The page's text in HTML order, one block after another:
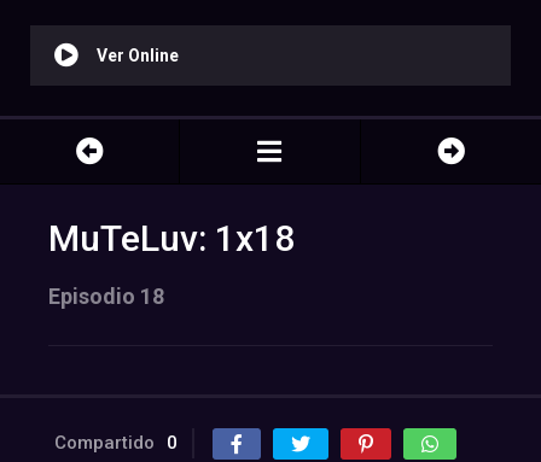
Ver Online
MuTeLuv: 1x18
Episodio 18
Compartido 0